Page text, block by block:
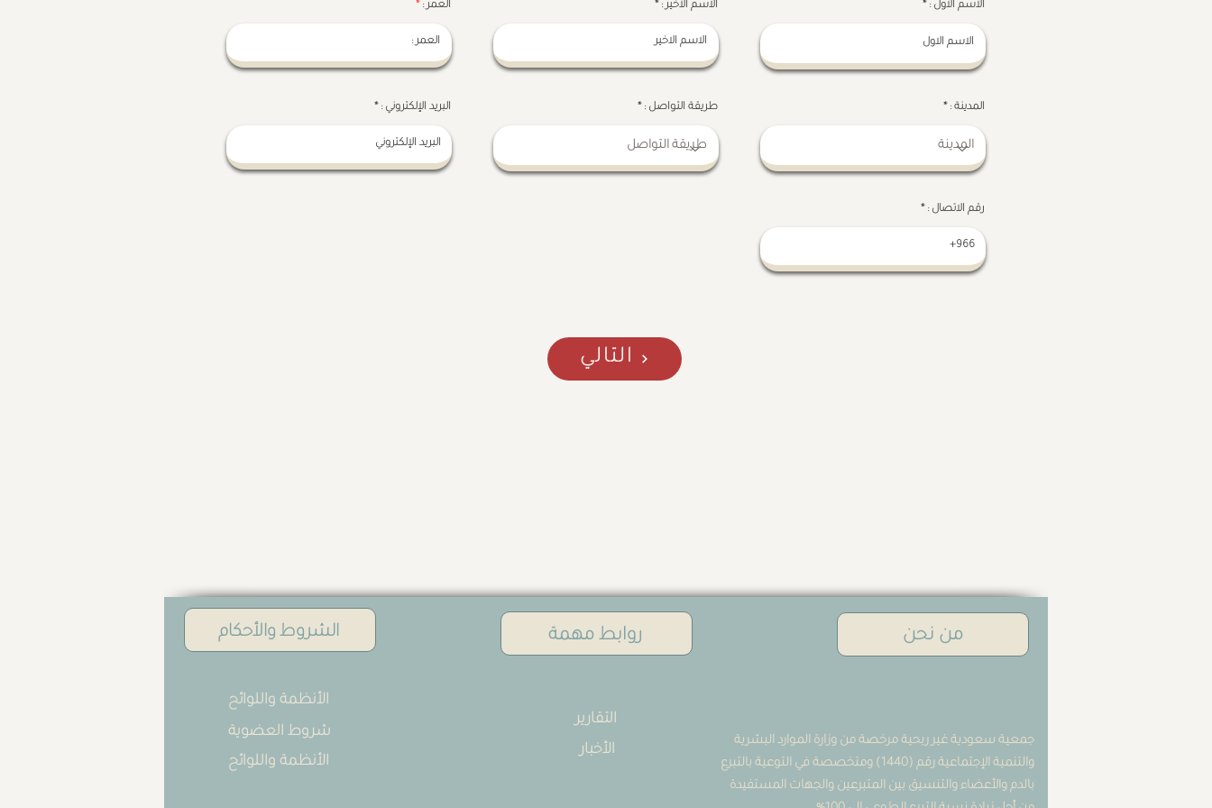
العمر : الاسم الاخير : الاسم الاول :
البريد الإلكتروني : طريقة التواصل : المدينة :
رقم الاتصال :
التالي
الشروط والأحكام
الأنظمة واللوائح
شروط العضوية
الأنظمة واللوائح
روابط مهمة
التقارير
الأخبار
من نحن
جمعية سعودية غير ربحية مرخصة من وزارة الموارد البشرية
والتنمية الإجتماعية رقم (1440) ومتخصصة في التوعية بالتبرع
بالدم والأعضاء والتنسيق بين المتبرعين والجهات المستفيدة